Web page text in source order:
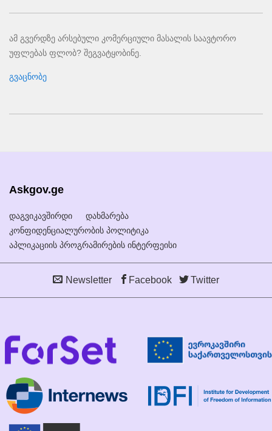
ამ გვერდზე არსებული კომერციული მასალის საავტორო
უფლებას ფლობ? შეგვატყობინე.
გვაცნობე
Askgov.ge
დაგვიკავშირდი
დახმარება
კონფიდენციალურობის პოლიტიკა
აპლიკაციის პროგრამირების ინტერფეისი
Newsletter Facebook Twitter